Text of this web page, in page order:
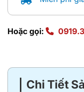
Hoặc gọi:
Chi Tiết